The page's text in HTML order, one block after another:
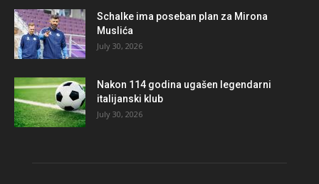
Schalke ima poseban plan za Mirona
Muslića
July 30, 2026
Nakon 114 godina ugašen legendarni
italijanski klub
July 30, 2026